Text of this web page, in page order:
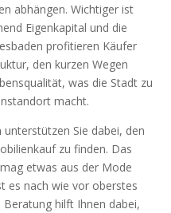
abhängen. Wichtiger ist
Eigenkapital und die
profitieren Käufer
den kurzen Wegen
was die Stadt zu
macht.
Sie dabei, den
zu finden. Das
etwas aus der Mode
es nach wie vor oberstes
hilft Ihnen dabei,